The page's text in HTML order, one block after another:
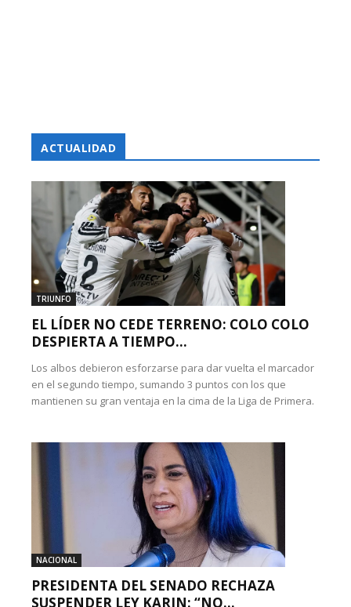
ACTUALIDAD
TRIUNFO
EL LÍDER NO CEDE TERRENO: COLO COLO
DESPIERTA A TIEMPO...
Los albos debieron esforzarse para dar vuelta el marcador
en el segundo tiempo, sumando 3 puntos con los que
mantienen su gran ventaja en la cima de la Liga de Primera.
NACIONAL
PRESIDENTA DEL SENADO RECHAZA
SUSPENDER LEY KARIN: “NO...